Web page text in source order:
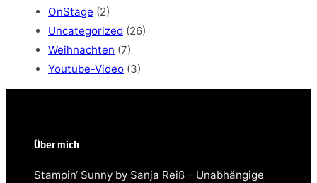
OnStage (2)
Uncategorized (26)
Weihnachten (7)
Youtube-Video (3)
Über mich
Stampin‘ Sunny by Sanja Reiß – Unabhängige